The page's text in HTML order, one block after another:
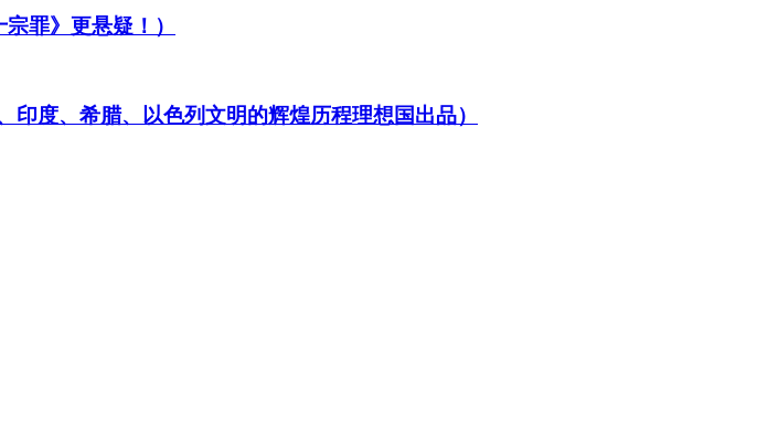
罪》更悬疑！）
度、希腊、以色列文明的辉煌历程理想国出品）